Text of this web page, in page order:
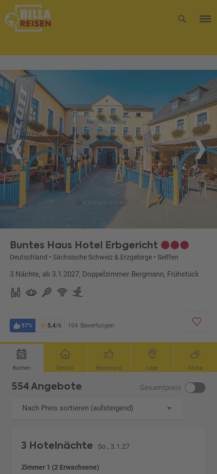
Buntes Haus Hotel Erbgericht
Deutschland • Sächsische Schweiz & Erzgebirge • Seiffen
3 Nächte, ab 3.1.2027, Doppelzimmer Bergmann, Frühstück
97% 5,4/6 104 Bewertungen
Buchen Details Bewertung Lage Klima
554 Angebote Gesamtpreis
Nach Preis sortieren (aufsteigend)
3 Hotelnächte So., 3.1.27
Zimmer 1 (2 Erwachsene)